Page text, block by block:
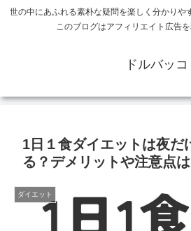
世の中にあふれる素朴な疑問を楽しく分かりや
このブログはアフィリエイト広告を
ドルバッコ
1日１食ダイエットは夜だ
る？デメリットや注意点は
ダイエット